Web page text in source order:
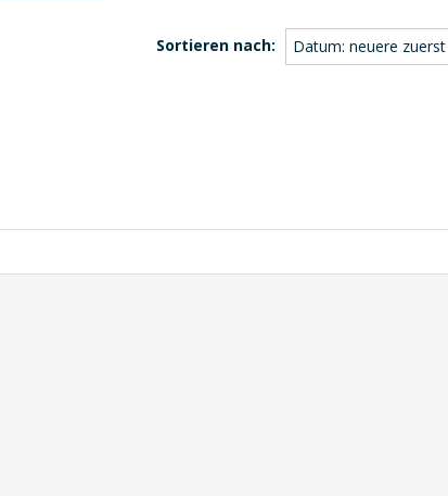
Sortieren nach: Datum: neuere zuerst